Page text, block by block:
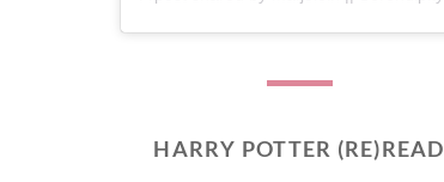
HARRY POTTER (RE)READ